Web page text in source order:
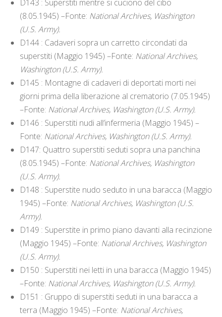
D143 : Superstiti mentre si cuciono del cibo
(8.05.1945) –Fonte: National Archives, Washington
(U.S. Army).
D144 : Cadaveri sopra un carretto circondati da
superstiti (Maggio 1945) –Fonte: National Archives,
Washington (U.S. Army).
D145 : Montagne di cadaveri di deportati morti nei
giorni prima della liberazione al crematorio (7.05.1945)
–Fonte: National Archives, Washington (U.S. Army).
D146 : Superstiti nudi all’infermeria (Maggio 1945) –
Fonte: National Archives, Washington (U.S. Army).
D147: Quattro superstiti seduti sopra una panchina
(8.05.1945) –Fonte: National Archives, Washington
(U.S. Army).
D148 : Superstite nudo seduto in una baracca (Maggio
1945) –Fonte: National Archives, Washington (U.S.
Army).
D149 : Superstite in primo piano davanti alla recinzione
(Maggio 1945) –Fonte: National Archives, Washington
(U.S. Army).
D150 : Superstiti nei letti in una baracca (Maggio 1945)
–Fonte: National Archives, Washington (U.S. Army).
D151 : Gruppo di superstiti seduti in una baracca a
terra (Maggio 1945) –Fonte: National Archives,